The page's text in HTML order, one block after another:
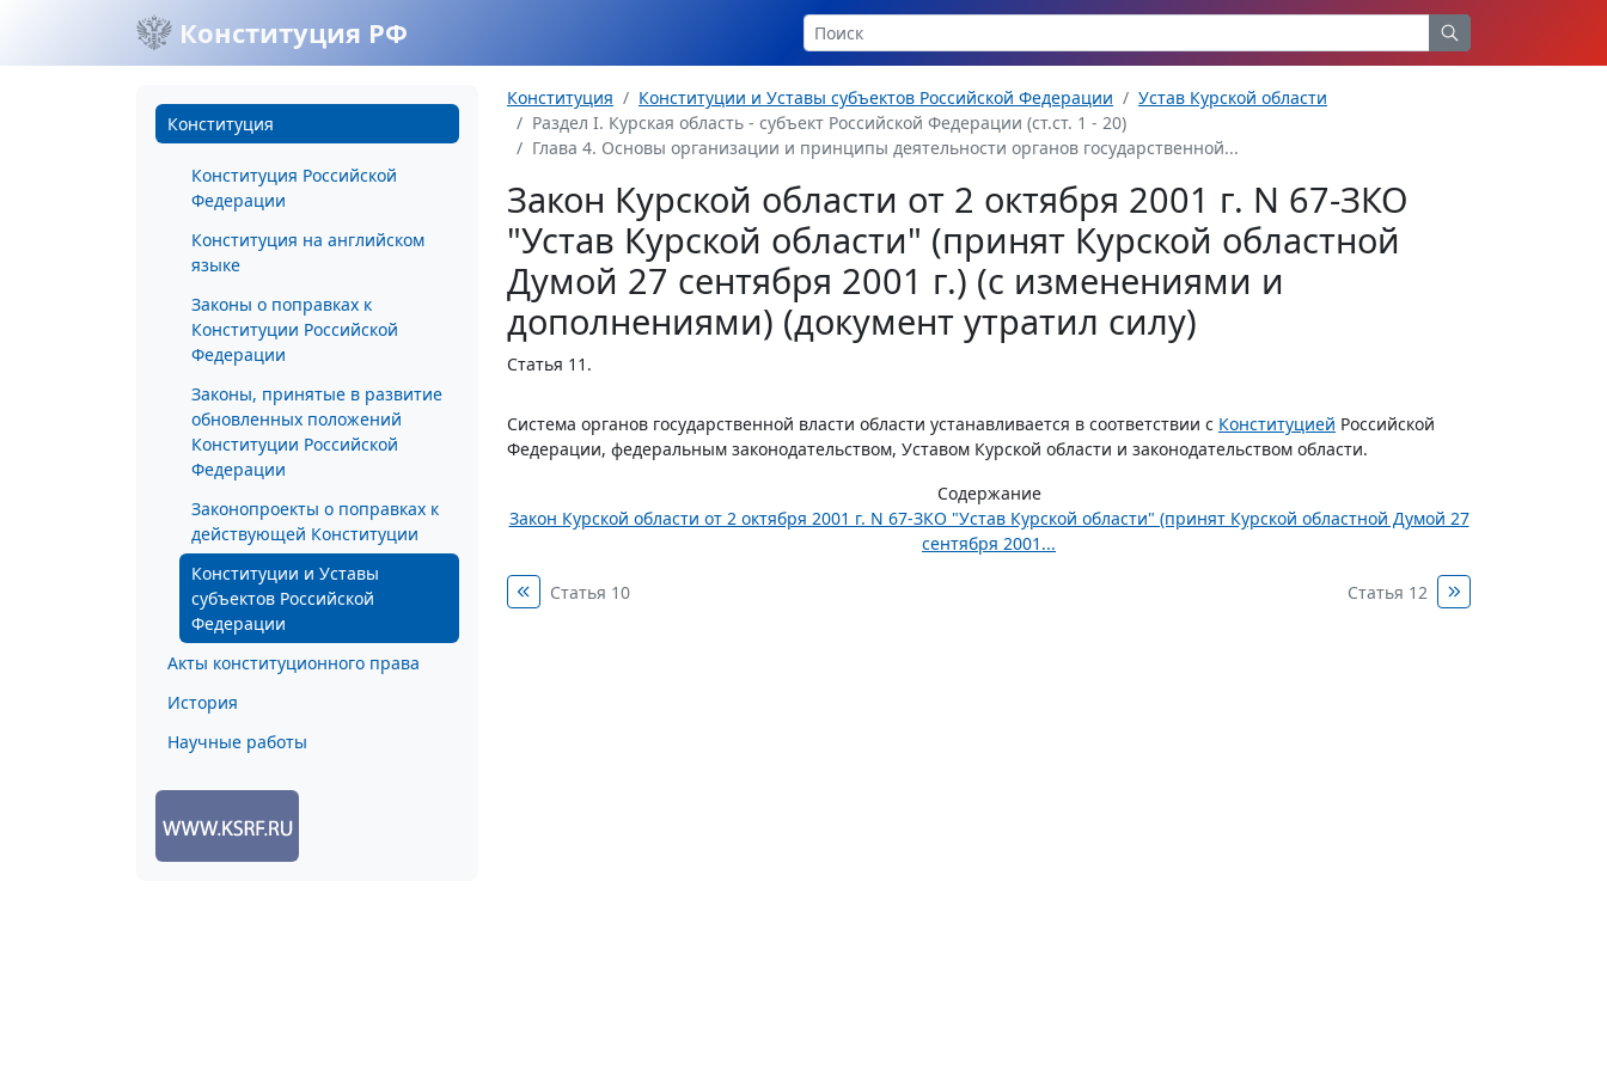
Конституция РФ
Конституция
Конституция Российской
Федерации
Конституция на английском
языке
Законы о поправках к
Конституции Российской
Федерации
Законы, принятые в развитие
обновленных положений
Конституции Российской
Федерации
Законопроекты о поправках к
действующей Конституции
Конституции и Уставы
субъектов Российской
Федерации
Акты конституционного права
История
Научные работы
Конституция Конституции и Уставы субъектов Российской Федерации
Устав Курской области
Раздел I. Курская область - субъект Российской Федерации (ст.ст. 1 - 20)
Глава 4. Основы организации и принципы деятельности органов государственной...
Закон Курской области от 2 октября 2001 г. N 67-ЗКО
"Устав Курской области" (принят Курской областной
Думой 27 сентября 2001 г.) (с изменениями и
дополнениями) (документ утратил силу)
Статья 11 .
Система органов государственной власти области устанавливается в соответствии с Конституцией Российской
Федерации, федеральным законодательством, Уставом Курской области и законодательством области.
Содержание
Закон Курской области от 2 октября 2001 г. N 67-ЗКО "Устав Курской области" (принят Курской областной Думой 27
сентября 2001...
Статья 10 Статья 12